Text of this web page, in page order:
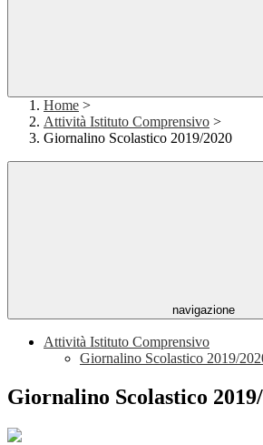
Home >
Attività Istituto Comprensivo >
Giornalino Scolastico 2019/2020
navigazione
Attività Istituto Comprensivo
Giornalino Scolastico 2019/
Giornalino Scolastico